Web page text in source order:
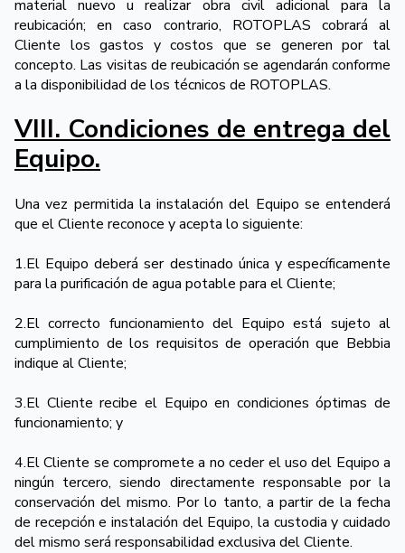
material nuevo u realizar obra civil adicional para la
reubicación; en caso contrario, ROTOPLAS cobrará al
Cliente los gastos y costos que se generen por tal
concepto. Las visitas de reubicación se agendarán conforme
a la disponibilidad de los técnicos de ROTOPLAS.
VIII. Condiciones de entrega del
Equipo.
Una vez permitida la instalación del Equipo se entenderá
que el Cliente reconoce y acepta lo siguiente:
1.El Equipo deberá ser destinado única y específicamente
para la purificación de agua potable para el Cliente;
2.El correcto funcionamiento del Equipo está sujeto al
cumplimiento de los requisitos de operación que Bebbia
indique al Cliente;
3.El Cliente recibe el Equipo en condiciones óptimas de
funcionamiento; y
4.El Cliente se compromete a no ceder el uso del Equipo a
ningún tercero, siendo directamente responsable por la
conservación del mismo. Por lo tanto, a partir de la fecha
de recepción e instalación del Equipo, la custodia y cuidado
del mismo será responsabilidad exclusiva del Cliente.